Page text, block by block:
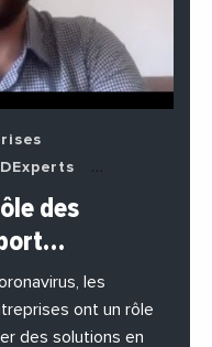
#Economie
#Institutions
des
les
ont un rôle
des solutions en